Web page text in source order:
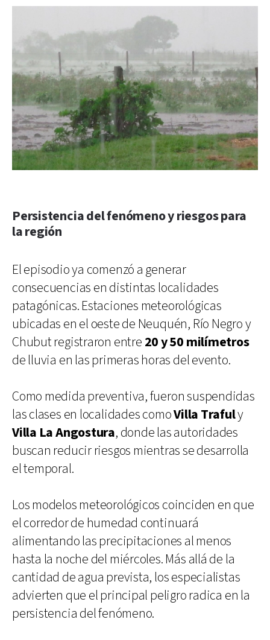
Persistencia del fenómeno y riesgos para
la región
El episodio ya comenzó a generar
consecuencias en distintas localidades
patagónicas. Estaciones meteorológicas
ubicadas en el oeste de Neuquén, Río Negro y
Chubut registraron entre 20 y 50 milímetros
de lluvia en las primeras horas del evento.
Como medida preventiva, fueron suspendidas
las clases en localidades comoVilla Trafuly
Villa La Angostura, donde las autoridades
buscan reducir riesgos mientras se desarrolla
el temporal.
Los modelos meteorológicos coinciden en que
el corredor de humedad continuará
alimentando las precipitaciones al menos
hasta la noche del miércoles. Más allá de la
cantidad de agua prevista, los especialistas
advierten que el principal peligro radica en la
persistencia del fenómeno.